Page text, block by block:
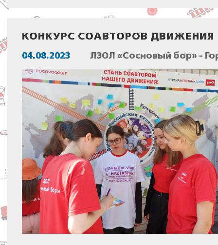
КОНКУРС СОАВТОРОВ
04.08.2023 ЛЗОЛ «Сосновый бор» -